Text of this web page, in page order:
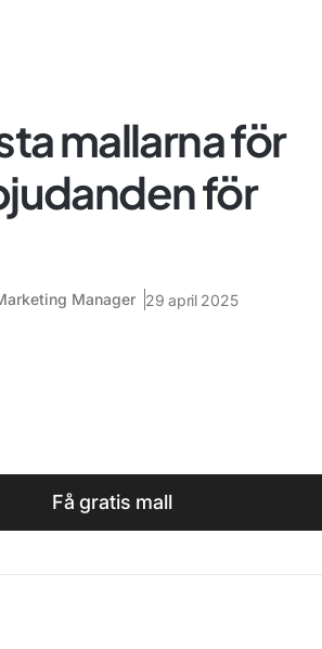
mallarna för
för
Manager 29 april 2025
Få gratis mall